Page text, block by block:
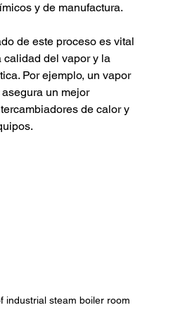
y de manufactura.
de este proceso es vital
calidad del vapor y la
Por ejemplo, un vapor
un mejor
de calor y
industrial steam boiler room